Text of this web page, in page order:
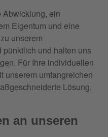
ein
Eigentum und eine
unserem
und halten uns
Für Ihre individuellen
unserem umfangreichen
Lösung.
an unseren